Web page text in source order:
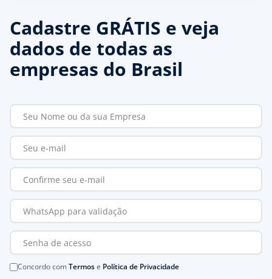
Cadastre GRÁTIS e veja
dados de todas as
empresas do Brasil
Concordo comTermose Política de Privacidade